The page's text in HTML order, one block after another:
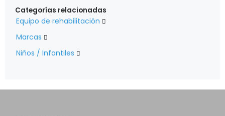
Categorías relacionadas
Equipo de rehabilitación 
Marcas 
Niños / Infantiles 